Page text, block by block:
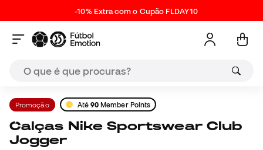
-10% Extra com o Cupão FLDAY10
Promoção Até 90 Member Points
Calças Nike Sportswear Club
Jogger